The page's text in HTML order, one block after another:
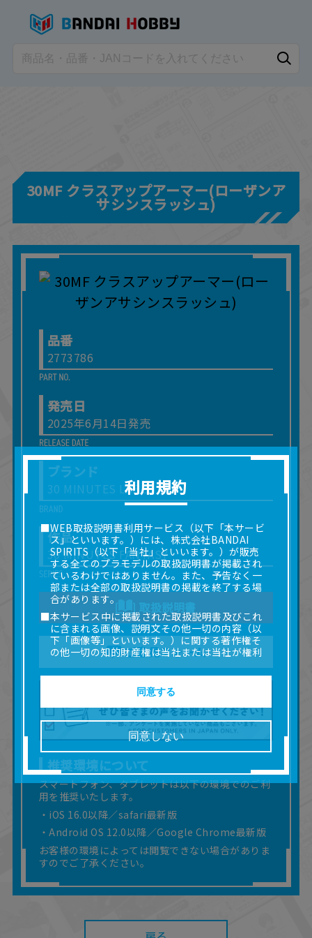
30MF クラスアップアーマー(ローザンア
サシンスラッシュ)
品番
2773786
発売日
2025年6月14日発売
ブランド
30 MINUTES LABEL
作品
30 MINUTES FANTASY
取扱説明書
ご意見フォーム
推奨環境について
スマートフォン、タブレットは以下の環境でのご利
用を推奨いたします。
・iOS 16.0以降／safari最新版
・Android OS 12.0以降／Google Chrome最新版
お客様の環境によっては閲覧できない場合がありま
すのでご了承ください。
利用規約
■WEB取扱説明書利用サービス（以下「本サービ
ス」といいます。）には、株式会社BANDAI
SPIRITS（以下「当社」といいます。）が販売
する全てのプラモデルの取扱説明書が掲載され
ているわけではありません。また、予告なく一
部または全部の取扱説明書の掲載を終了する場
合があります。
■本サービス中に掲載された取扱説明書及びこれ
に含まれる画像、説明文その他一切の内容（以
下「画像等」といいます。）に関する著作権そ
の他一切の知的財産権は当社または当社が権利
■取扱説明書及び画像等の一部または全部を私的
使用（本サービス内の意見投稿の目的での画像
等の利用を含みます。）を超えて使用（複製、
複写、改変、掲示、頒布、配信、販売、出版等
を含むがこれに限りません。）することは禁止
いたします。
■掲載している取扱説明書は、お客様が購入され
た商品に同梱されたものと異なる場合がありま
す。
■対象商品仕様の変更などにより、取扱説明書の
内容は予告なく変更される場合があります。
■当社は、取扱説明書の正確性確保に努めており
ますが、取扱説明書の完全性を保証するもので
はありません。
■お客様のご利用環境によっては、本サービスを
ご利用いただけない場合があります。
■本サービスを利用したこと、または利用できな
たとしても、当社は何らの責任を負いません。
また、本サイトを利用したことによって、利用
同意しない
同意する